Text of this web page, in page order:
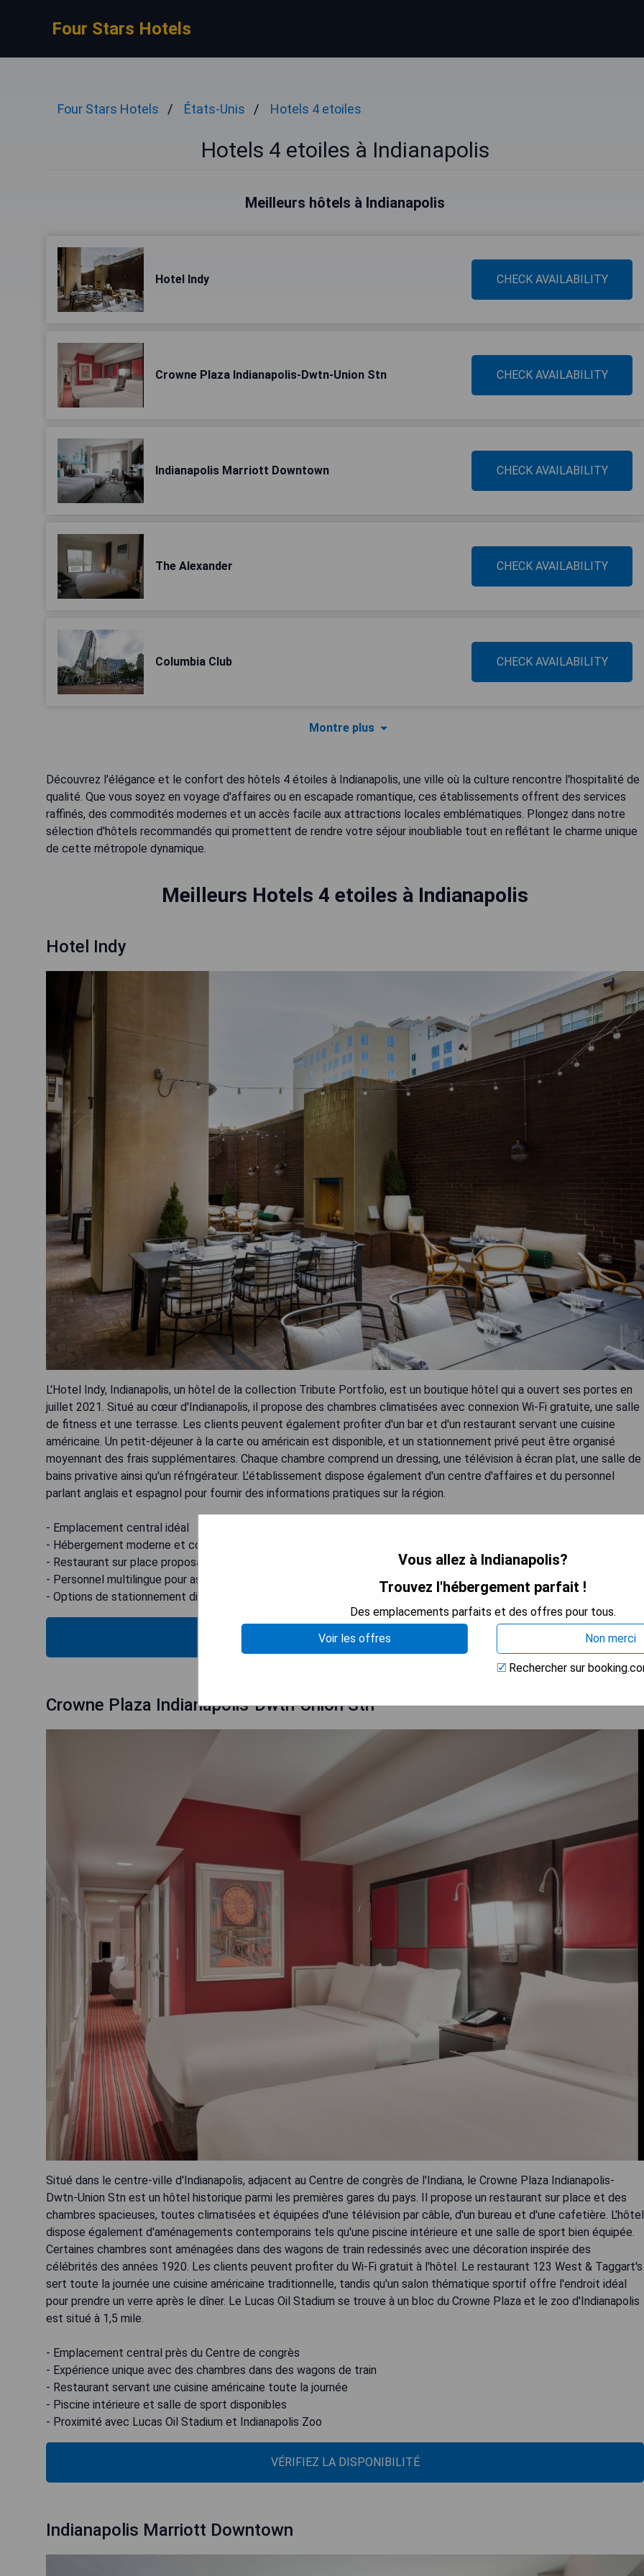
Four Stars Hotels
Four Stars Hotels États-Unis Hotels 4 etoiles
Hotels 4 etoiles à Indianapolis
Meilleurs hôtels à Indianapolis
Hotel Indy CHECK AVAILABILITY
Crowne Plaza Indianapolis-Dwtn-Union Stn CHECK AVAILABILITY
Indianapolis Marriott Downtown CHECK AVAILABILITY
The Alexander CHECK AVAILABILITY
Columbia Club CHECK AVAILABILITY
Montre plus
Découvrez l'élégance et le confort des hôtels 4 étoiles à Indianapolis, une ville où la culture rencontre l'hospitalité de
qualité. Que vous soyez en voyage d'affaires ou en escapade romantique, ces établissements offrent des services
raffinés, des commodités modernes et un accès facile aux attractions locales emblématiques. Plongez dans notre
sélection d'hôtels recommandés qui promettent de rendre votre séjour inoubliable tout en reflétant le charme unique
de cette métropole dynamique.
Meilleurs Hotels 4 etoiles à Indianapolis
Hotel Indy
L'Hotel Indy, Indianapolis, un hôtel de la collection Tribute Portfolio, est un boutique hôtel qui a ouvert ses portes en
juillet 2021. Situé au cœur d'Indianapolis, il propose des chambres climatisées avec connexion Wi-Fi gratuite, une salle
de fitness et une terrasse. Les clients peuvent également profiter d'un bar et d'un restaurant servant une cuisine
américaine. Un petit-déjeuner à la carte ou américain est disponible, et un stationnement privé peut être organisé
moyennant des frais supplémentaires. Chaque chambre comprend un dressing, une télévision à écran plat, une salle de
bains privative ainsi qu'un réfrigérateur. L'établissement dispose également d'un centre d'affaires et du personnel
parlant anglais et espagnol pour fournir des informations pratiques sur la région.
- Emplacement central idéal
- Hébergement moderne et confortable
- Restaurant sur place proposant une cuisine locale
- Personnel multilingue pour assitance
- Options de stationnement disponibles
VÉRIFIEZ LA DISPONIBILITÉ
Crowne Plaza Indianapolis-Dwtn-Union Stn
Situé dans le centre-ville d'Indianapolis, adjacent au Centre de congrès de l'Indiana, le Crowne Plaza Indianapolis-
Dwtn-Union Stn est un hôtel historique parmi les premières gares du pays. Il propose un restaurant sur place et des
chambres spacieuses, toutes climatisées et équipées d'une télévision par câble, d'un bureau et d'une cafetière. L'hôtel
dispose également d'aménagements contemporains tels qu'une piscine intérieure et une salle de sport bien équipée.
Certaines chambres sont aménagées dans des wagons de train redessinés avec une décoration inspirée des
célébrités des années 1920. Les clients peuvent profiter du Wi-Fi gratuit à l'hôtel. Le restaurant 123 West & Taggart's
sert toute la journée une cuisine américaine traditionnelle, tandis qu'un salon thématique sportif offre l'endroit idéal
pour prendre un verre après le dîner. Le Lucas Oil Stadium se trouve à un bloc du Crowne Plaza et le zoo d'Indianapolis
est situé à 1,5 mile.
- Emplacement central près du Centre de congrès
- Expérience unique avec des chambres dans des wagons de train
- Restaurant servant une cuisine américaine toute la journée
- Piscine intérieure et salle de sport disponibles
- Proximité avec Lucas Oil Stadium et Indianapolis Zoo
VÉRIFIEZ LA DISPONIBILITÉ
Indianapolis Marriott Downtown
Vous allez à Indianapolis?
Trouvez l'hébergement parfait !
Des emplacements parfaits et des offres pour tous.
Voir les offres
Non merci
Rechercher sur